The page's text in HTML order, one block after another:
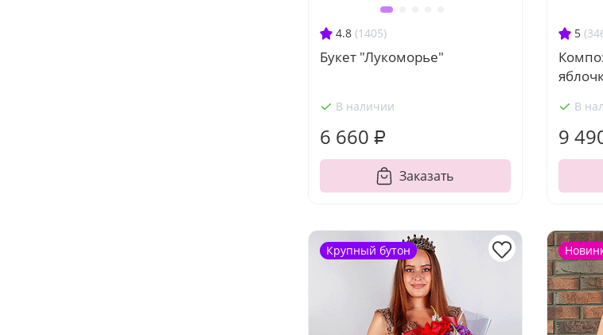
4.8 (1405)
Букет "Лукоморье"
В наличии
6 660 ₽
Заказать
5
В
9
Крупный бутон